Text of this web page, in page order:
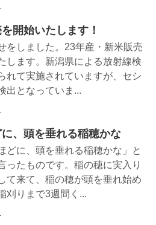
開始いたします！
をしました。23年産・新米販売
します。新潟県による放射線検
れて実施されていますが、セシ
出となっていま...
、頭を垂れる稲穂かな
どに、頭を垂れる稲穂かな」と
ったものです。稲の穂に実入り
て来て、稲の穂が頭を垂れ始め
刈りまで3週間く...